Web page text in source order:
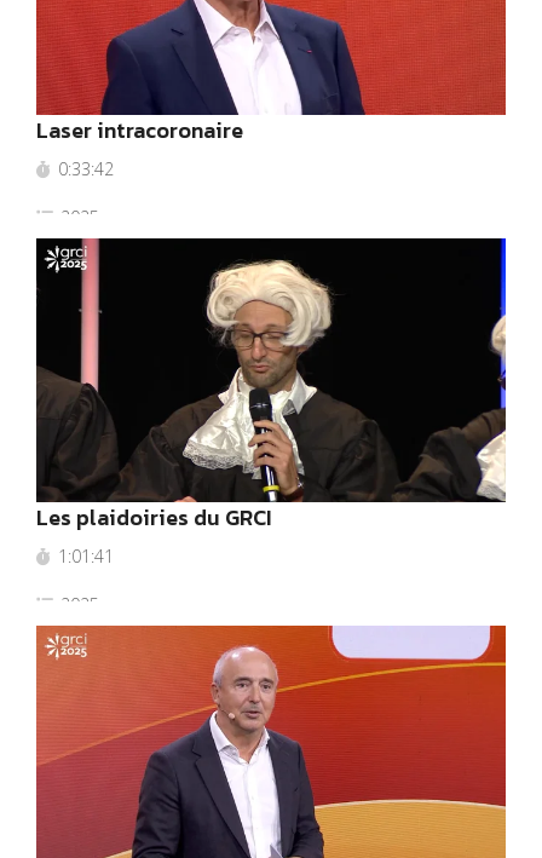
Laser intracoronaire
0:33:42
2025
Les plaidoiries du GRCI
1:01:41
2025